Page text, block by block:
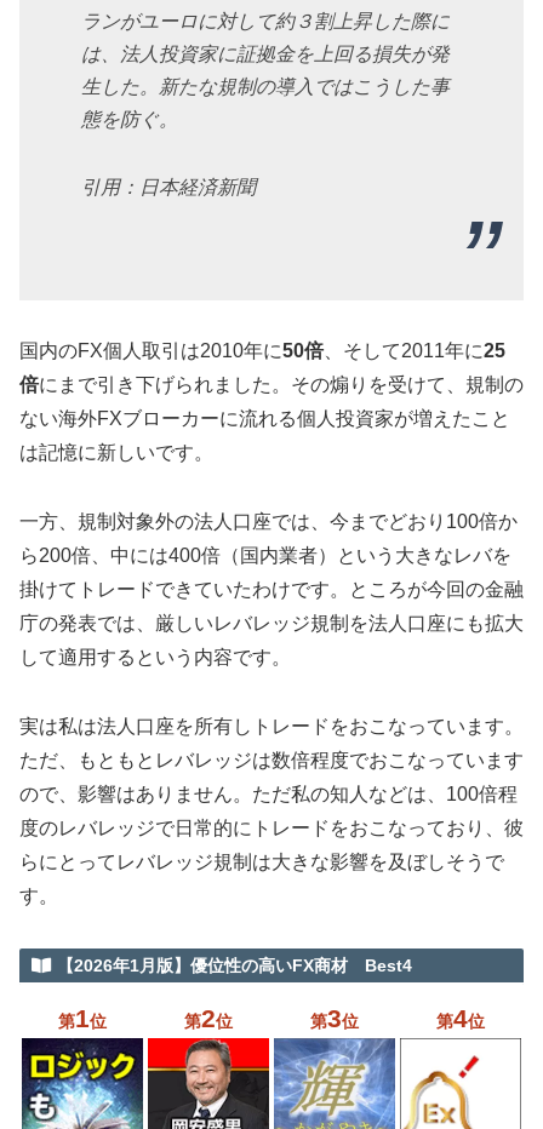
ランがユーロに対して約３割上昇した際に
は、法人投資家に証拠金を上回る損失が発
生した。新たな規制の導入ではこうした事
態を防ぐ。
引用：日本経済新聞
国内のFX個人取引は2010年に50倍、そして2011年に25
倍にまで引き下げられました。その煽りを受けて、規制の
ない海外FXブローカーに流れる個人投資家が増えたこと
は記憶に新しいです。
一方、規制対象外の法人口座では、今までどおり100倍か
ら200倍、中には400倍（国内業者）という大きなレバを
掛けてトレードできていたわけです。ところが今回の金融
庁の発表では、厳しいレバレッジ規制を法人口座にも拡大
して適用するという内容です。
実は私は法人口座を所有しトレードをおこなっています。
ただ、もともとレバレッジは数倍程度でおこなっています
ので、影響はありません。ただ私の知人などは、100倍程
度のレバレッジで日常的にトレードをおこなっており、彼
らにとってレバレッジ規制は大きな影響を及ぼしそうで
す。
【2026年1月版】優位性の高いFX商材 Best4
第1位 第2位 第3位 第4位